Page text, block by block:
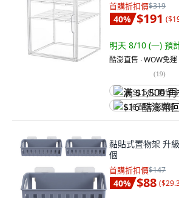
首購折扣價$319
40% $191 (
明天 8/10 (一) 預
酷澎直售 ∙ WOW免運
(19)
满 $1,500 再省
$16 酷澎幣回饋
黏貼式置物架 升
個
首購折扣價$147
40% $88 (